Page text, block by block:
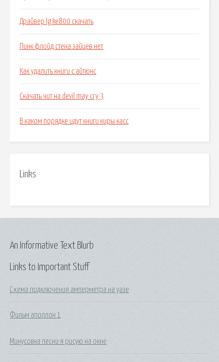
Драйвер lg ke800 скачать
Пинк флойд стена зайцев нет
Как удалить книги с айтюнс
Скачать чит на devil may cry 3
В каком порядке идут книги киры касс
Links
Links to Important Stuff
Схема подключения амперметра на уазе
Фильм аполлон 1
Минусовка песни я рисую на окне
An Informative Text Blurb